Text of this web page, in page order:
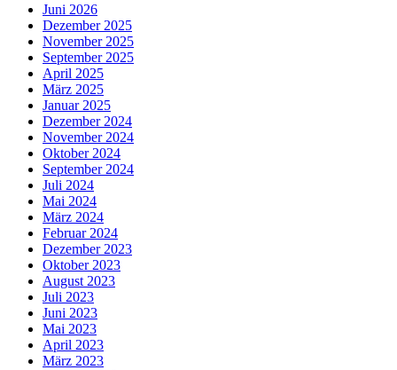
Juni 2026
Dezember 2025
November 2025
September 2025
April 2025
März 2025
Januar 2025
Dezember 2024
November 2024
Oktober 2024
September 2024
Juli 2024
Mai 2024
März 2024
Februar 2024
Dezember 2023
Oktober 2023
August 2023
Juli 2023
Juni 2023
Mai 2023
April 2023
März 2023